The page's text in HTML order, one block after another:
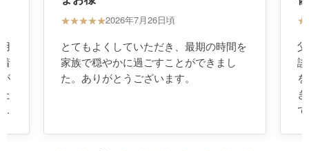
★★★★★2026年7月23日頃
父の葬儀でお世話になりました。急な相
談からの利用でしたが迅速で手厚い対応
をして頂きました。父を綺麗にして頂
★